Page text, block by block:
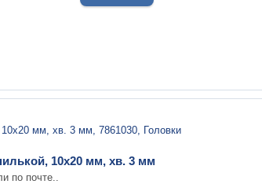
10х20 мм, хв. 3 мм
по почте..